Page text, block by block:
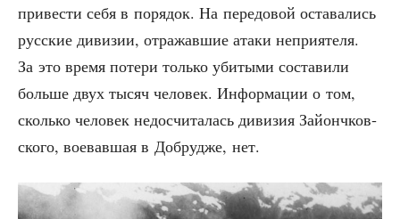
при­ве­сти себя в поря­док. На пере­до­вой оста­ва­лись
рус­ские диви­зии, отра­жав­шие ата­ки непри­я­те­ля.
За это вре­мя поте­ри толь­ко уби­ты­ми соста­ви­ли
боль­ше двух тысяч чело­век. Инфор­ма­ции о том,
сколь­ко чело­век недо­счи­та­лась диви­зия Зай­онч­ков­
ско­го, вое­вав­шая в Доб­руд­же, нет.